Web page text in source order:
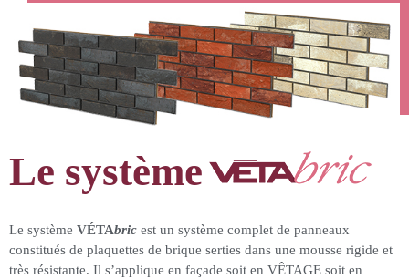
Le système
Le système VÉTAbric est un système complet de panneaux
constitués de plaquettes de brique serties dans une mousse rigide et
très résistante. Il s’applique en façade soit en VÊTAGE soit en